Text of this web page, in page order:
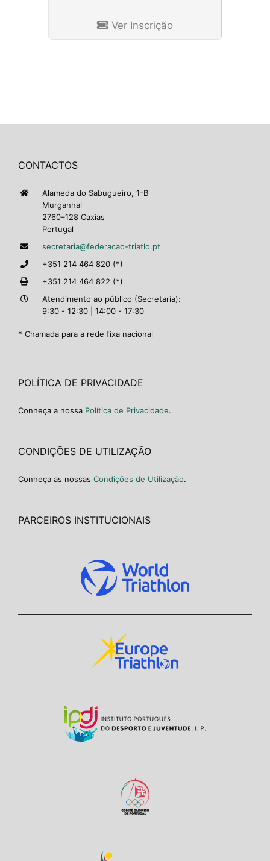
Ver Inscrição
CONTACTOS
Alameda do Sabugueiro, 1-B
Murganhal
2760–128 Caxias
Portugal
secretaria@federacao-triatlo.pt
+351 214 464 820 (*)
+351 214 464 822 (*)
Atendimento ao público (Secretaria):
9:30 - 12:30 | 14:00 - 17:30
* Chamada para a rede fixa nacional
POLÍTICA DE PRIVACIDADE
Conheça a nossa Política de Privacidade.
CONDIÇÕES DE UTILIZAÇÃO
Conheça as nossas Condições de Utilização.
PARCEIROS INSTITUCIONAIS